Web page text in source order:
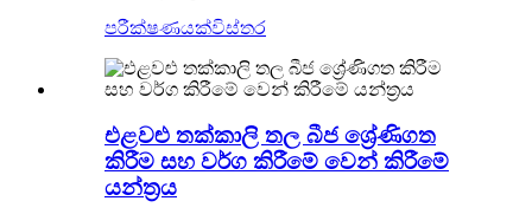
පරීක්ෂණයක්විස්තර
එළවළු තක්කාලි තල බීජ ශ්‍රේණිගත
කිරීම සහ වර්ග කිරීමේ වෙන් කිරීමේ
යන්ත්‍රය